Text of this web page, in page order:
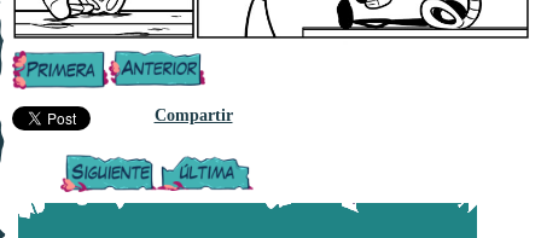
Compartir